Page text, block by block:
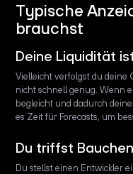
Typische
brauchst
Deine Liquidität
Vielleicht verfolgst du deine
nicht schnell genug. Wenn
begleicht und dadurch
es Zeit für Forecasts, um
Du triffst
Du stellst einen Entwickler